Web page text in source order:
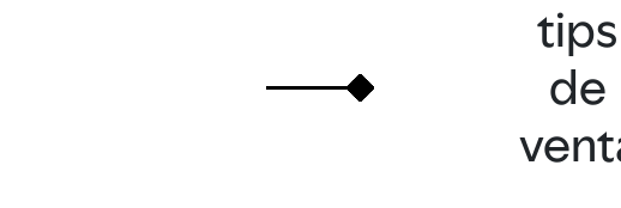
tips
de